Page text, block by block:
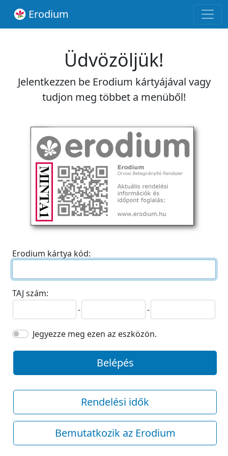
Erodium
Üdvözöljük!
Jelentkezzen be Erodium kártyájával vagy
tudjon meg többet a menüből!
Erodium kártya kód:
TAJ szám:
-
-
Jegyezze meg ezen az eszközön.
Belépés
Rendelési idők
Bemutatkozik az Erodium